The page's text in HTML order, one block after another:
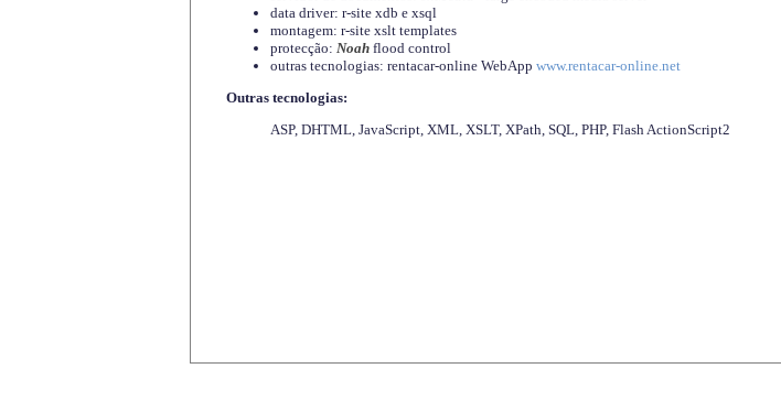
data driver: r-site xdb e xsql
montagem: r-site xslt templates
protecção: Noahflood control
outras tecnologias: rentacar-online WebApp www.rentacar-online.net
Outras tecnologias:
ASP, DHTML, JavaScript, XML, XSLT, XPath, SQL, PHP, Flash ActionScript2